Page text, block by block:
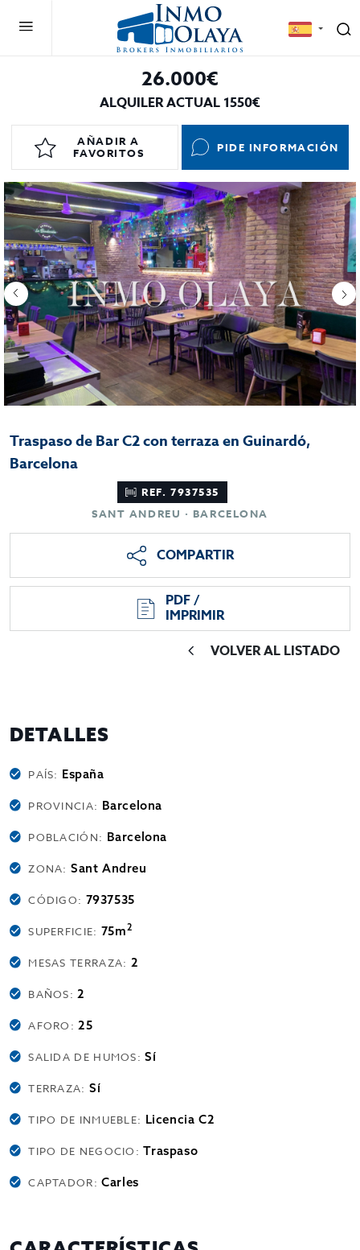
26.000€
ALQUILER ACTUAL 1550€
AÑADIR A
FAVORITOS
PIDE INFORMACIÓN
Traspaso de Bar C2 con terraza en Guinardó,
Barcelona
REF. 7937535
SANT ANDREU · BARCELONA
COMPARTIR
PDF /
IMPRIMIR
VOLVER AL LISTADO
DETALLES
PAÍS: España
PROVINCIA: Barcelona
POBLACIÓN: Barcelona
ZONA:Sant Andreu
CÓDIGO: 7937535
SUPERFICIE: 75m2
MESAS TERRAZA: 2
BAÑOS:2
AFORO:25
SALIDA DE HUMOS:Sí
TERRAZA: Sí
TIPO DE INMUEBLE: Licencia C2
TIPO DE NEGOCIO:Traspaso
CAPTADOR:Carles